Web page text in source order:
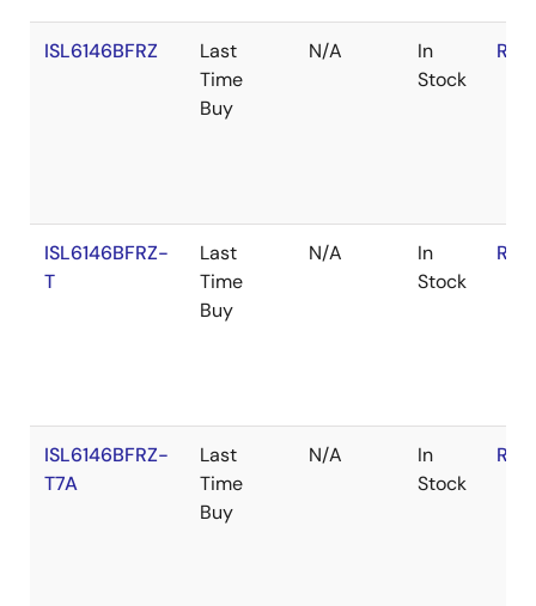
ISL6146BFRZ
Last
Time
Buy
N/A
In
Stock
ISL6146BFRZ-
T
Last
Time
Buy
N/A
In
Stock
ISL6146BFRZ-
T7A
Last
Time
Buy
N/A
In
Stock